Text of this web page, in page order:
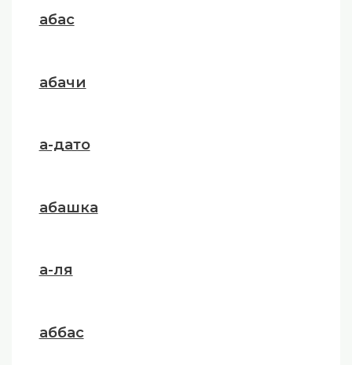
абас
абачи
а-дато
абашка
а-ля
аббас